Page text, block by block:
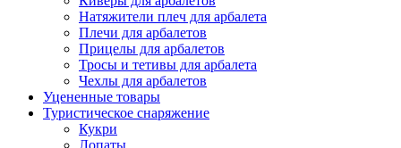
Натяжители плеч для арбалета
Плечи для арбалетов
Прицелы для арбалетов
Тросы и тетивы для арбалета
Чехлы для арбалетов
Уцененные товары
Туристическое снаряжение
Кукри
Лопаты